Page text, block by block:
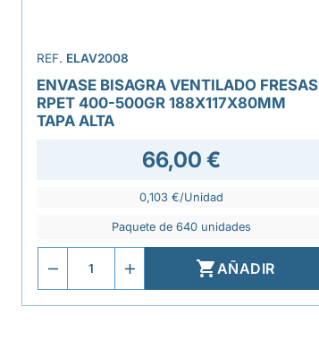
REF. ELAV2008
ENVASE BISAGRA VENTILADO FRESAS
RPET 400-500GR 188X117X80MM
TAPA ALTA
66,00 €
0,103 €/Unidad
Paquete de 640 unidades
AÑADIR